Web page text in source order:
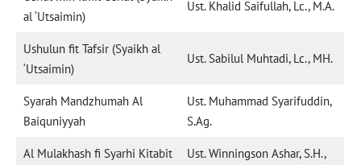
al ‘Utsaimin)
Ust. Khalid Saifullah, Lc., M.A.
Ushulun fit Tafsir (Syaikh al
‘Utsaimin)
Ust. Sabilul Muhtadi, Lc., MH.
Syarah Mandzhumah Al
Baiquniyyah
Ust. Muhammad Syarifuddin,
S.Ag.
Al Mulakhash fi Syarhi Kitabit
Ust. Winningson Ashar, S.H.,